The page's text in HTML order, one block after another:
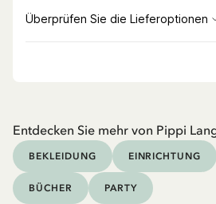
Entdecken Sie mehr von Pippi
BEKLEIDUNG EINRICHTUNG
BÜCHER PARTY